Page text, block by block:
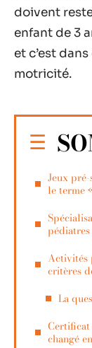
doivent
enfant de 3
et c’est
motricité.
Jeux
le terme
Activités
critères
La
changé